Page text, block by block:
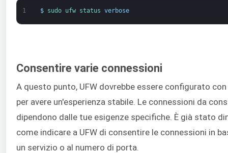
1 $ sudo ufw status verbose
Consentire varie connessioni
A questo punto, UFW dovrebbe essere configurato
per avere un'esperienza stabile. Le connessioni da
dipendono dalle tue esigenze specifiche. È già stato
come indicare a UFW di consentire le connessioni in
un servizio o al numero di porta.